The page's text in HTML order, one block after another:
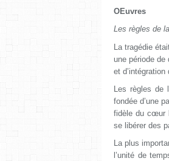
OEuvres
Les règles de
La tragédie
une période de
et
Les règles de
fondée d’une
fidèle du cœur
se libérer des
La plus
l’unité de